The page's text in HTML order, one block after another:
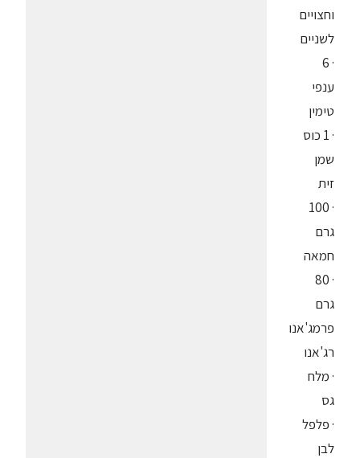
וחצויים
לשניים
· 6
ענפי
טימין
· 1 כוס
שמן
זית
· 100
גרם
חמאה
· 80
גרם
פרמג'אנו
רג'אנו
· מלח
גס
· פלפל
לבן